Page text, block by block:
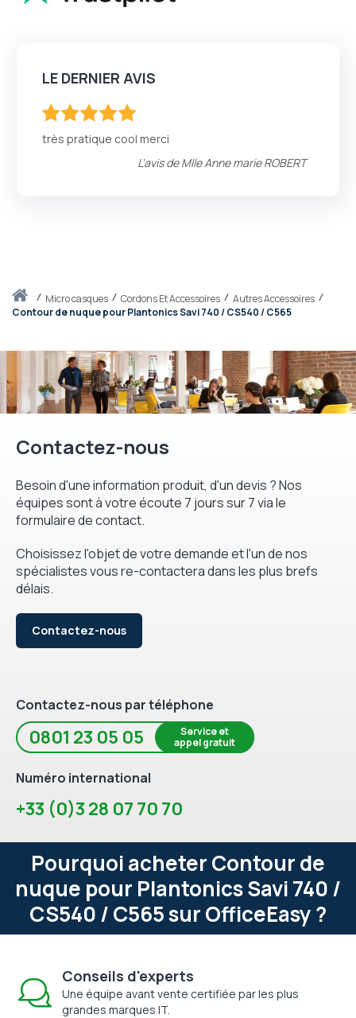
Accueilmicro casques Cordons Et Accessoires
Autres Accessoires
Contour de nuque pour Plantonics Savi 740 / CS540 / C565
LE DERNIER AVIS
très pratique cool merci
L'avis deMlle Anne marie ROBERT
Contactez-nous
Besoin d'une information produit, d'un devis ? Nos
équipes sont à votre écoute 7 jours sur 7 via le
formulaire de contact.
Choisissez l'objet de votre demande et l'un de nos
spécialistes vous re-contactera dans les plus brefs
délais.
Contactez-nous
Contactez-nous par téléphone
0801 23 05 05
Service et
appel gratuit
Numéro international
+33 (0)3 28 07 70 70
Pourquoi acheter Contour de
nuque pour Plantonics Savi 740 /
CS540 / C565 sur OfficeEasy ?
Conseils d'experts
Une équipe avant vente certifiée par les plus
grandes marques IT.